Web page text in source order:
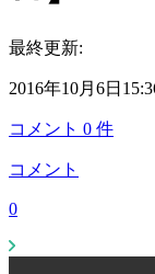
最終更新:
2016年10月6日
コメント 0 件
コメント
0